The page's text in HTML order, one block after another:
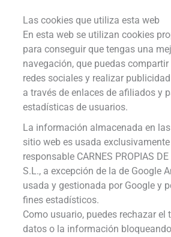
Las cookies que utiliza esta web
En esta web se utilizan cookies
para conseguir que tengas una
navegación, que puedas
redes sociales y realizar
a través de enlaces de afiliados y
estadísticas de usuarios.
La información almacenada en
sitio web es usada
responsable CARNES PROPIAS
S.L., a excepción de la de Google
usada y gestionada por Google y
fines estadísticos.
Como usuario, puedes rechazar el
datos o la información